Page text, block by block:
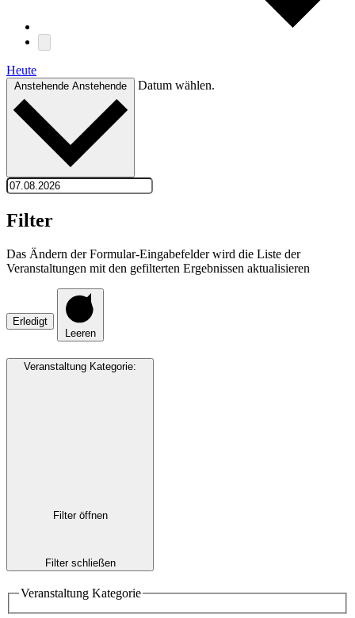
Heute
Anstehende Anstehende Datum wählen.
Filter
Das Ändern der Formular-Eingabefelder wird die Liste der
Veranstaltungen mit den gefilterten Ergebnissen aktualisieren
Erledigt
Leeren
Veranstaltung Kategorie:
Filter öffnen
Filter schließen
Veranstaltung Kategorie